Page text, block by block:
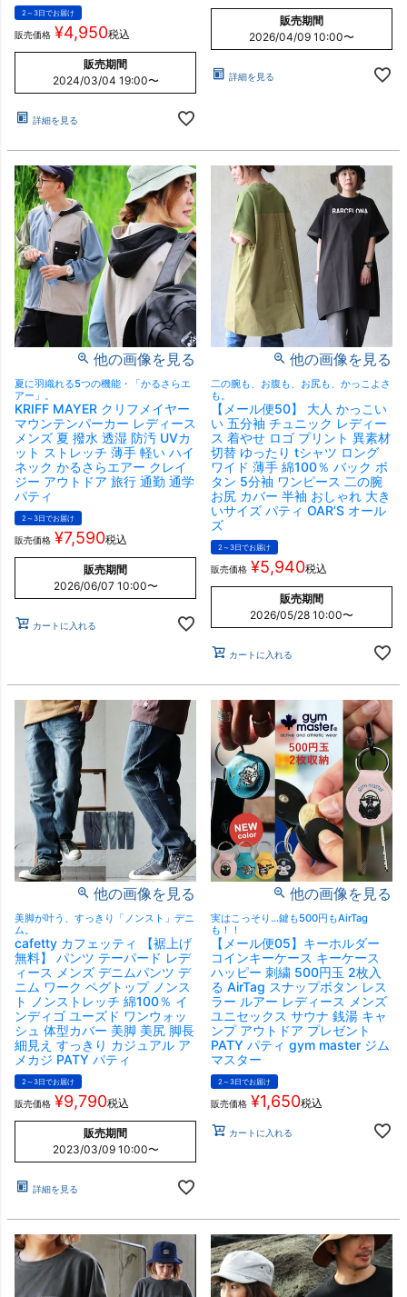
2～3日でお届け
販売価格 ¥4,950税込
販売期間
2024/03/04 19:00〜
詳細を見る
販売期間
2026/04/09 10:00〜
詳細を見る
他の画像を見る
夏に羽織れる5つの機能・「かるさらエ
アー」。
KRIFF MAYER クリフメイヤー
マウンテンパーカー レディース
メンズ 夏 撥水 透湿 防汚 UVカ
ット ストレッチ 薄手 軽い ハイ
ネック かるさらエアー クレイ
ジー アウトドア 旅行 通勤 通学
パティ
2～3日でお届け
販売価格 ¥7,590税込
販売期間
2026/06/07 10:00〜
カートに入れる
他の画像を見る
二の腕も、お腹も、お尻も、かっこよさ
も。
【メール便50】 大人 かっこい
い 五分袖 チュニック レディー
ス 着やせ ロゴ プリント 異素材
切替 ゆったり tシャツ ロング
ワイド 薄手 綿100％ バック ボ
タン 5分袖 ワンピース 二の腕
お尻 カバー 半袖 おしゃれ 大き
いサイズ パティ OAR’S オール
ズ
2～3日でお届け
販売価格 ¥5,940税込
販売期間
2026/05/28 10:00〜
カートに入れる
他の画像を見る
美脚が叶う、すっきり「ノンスト」デニ
ム。
cafetty カフェッティ 【裾上げ
無料】 パンツ テーパード レデ
ィース メンズ デニムパンツ デ
ニム ワーク ペグトップ ノンス
ト ノンストレッチ 綿100％ イ
ンディゴ ユーズド ワンウォッ
シュ 体型カバー 美脚 美尻 脚長
細見え すっきり カジュアル ア
メカジ PATY パティ
2～3日でお届け
販売価格 ¥9,790税込
販売期間
2023/03/09 10:00〜
詳細を見る
他の画像を見る
実はこっそり…鍵も500円もAirTag
も！！
【メール便05】キーホルダー
コインキーケース キーケース
ハッピー 刺繍 500円玉 2枚入
る AirTag スナップボタン レス
ラー ルアー レディース メンズ
ユニセックス サウナ 銭湯 キャ
ンプ アウトドア プレゼント
PATY パティ gym master ジム
マスター
2～3日でお届け
販売価格 ¥1,650税込
カートに入れる